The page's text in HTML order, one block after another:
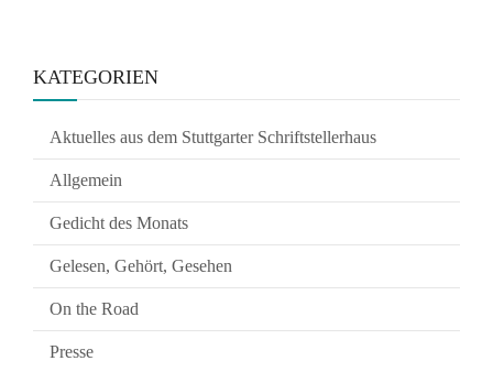
KATEGORIEN
Aktuelles aus dem Stuttgarter Schriftstellerhaus
Allgemein
Gedicht des Monats
Gelesen, Gehört, Gesehen
On the Road
Presse